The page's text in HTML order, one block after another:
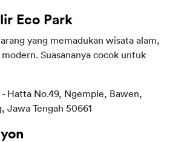
Eco Park
yang memadukan wisata alam,
- Hatta No.49, Ngemple, Bawen,
Jawa Tengah 50661